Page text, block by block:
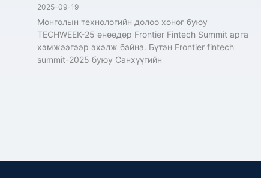
2025-09-19
Монголын технологийн долоо хоног буюу
TECHWEEK-25 өнөөдөр Frontier Fintech Summit арга
хэмжээгээр эхэлж байна. Бүтэн Frontier fintech
summit-2025 буюу Санхүүгийн